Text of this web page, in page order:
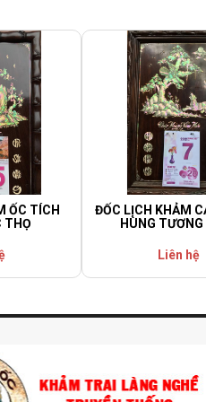
ỐC TÍCH
THỌ
ĐỐC LỊCH KHẢM
HÙNG
Liên hệ